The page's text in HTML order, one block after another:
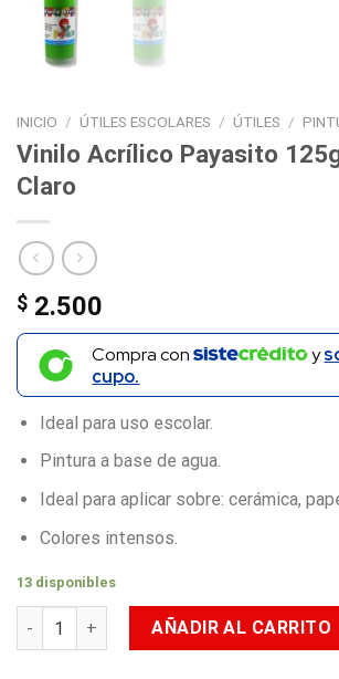
INICIO / ÚTILES ESCOLARES / ÚTILES /
Vinilo Acrílico Payasito
Claro
$ 2.500
Compra con y
cupo.
Ideal para uso escolar.
Pintura a base de agua.
Ideal para aplicar sobre: cerámica,
Colores intensos.
13 disponibles
Vinilo Acrílico Payasito 125gr Verde Claro
AÑADIR AL CARRITO